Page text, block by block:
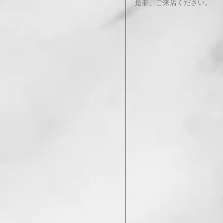
是非、ご来店ください。